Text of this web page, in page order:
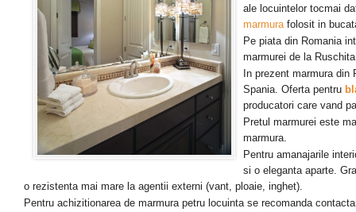
ale locuintelor tocmai
marmurafolosit in
Pe piata din Romania
marmurei de la
In prezent marmura
Spania. Oferta pentru
producatori care vand
Pretul marmurei este
marmura.
Pentru amanajarile
si o eleganta aparte.
o rezistenta mai mare la agentii externi (vant, ploaie, inghet).
Pentru achizitionarea de marmura petru locuinta se recomanda